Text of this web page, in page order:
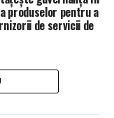
și unul dintre
produselor pentru a
de servicii de